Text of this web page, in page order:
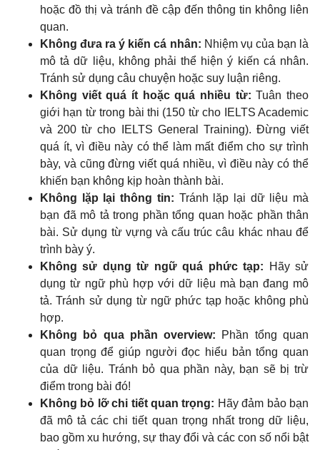
hoặc đồ thị và tránh đề cập đến thông tin không liên
quan.
Không đưa ra ý kiến cá nhân: Nhiệm vụ của bạn là
mô tả dữ liệu, không phải thể hiện ý kiến cá nhân.
Tránh sử dụng câu chuyện hoặc suy luận riêng.
Không viết quá ít hoặc quá nhiều từ:Tuân theo
giới hạn từ trong bài thi (150 từ cho IELTS Academic
và 200 từ cho IELTS General Training). Đừng viết
quá ít, vì điều này có thể làm mất điểm cho sự trình
bày, và cũng đừng viết quá nhiều, vì điều này có thể
khiến bạn không kịp hoàn thành bài.
Không lặp lại thông tin: Tránh lặp lại dữ liệu mà
bạn đã mô tả trong phần tổng quan hoặc phần thân
bài. Sử dụng từ vựng và cấu trúc câu khác nhau để
trình bày ý.
Không sử dụng từ ngữ quá phức tạp: Hãy sử
dụng từ ngữ phù hợp với dữ liệu mà bạn đang mô
tả. Tránh sử dụng từ ngữ phức tạp hoặc không phù
hợp.
Không bỏ qua phần overview: Phần tổng quan
quan trọng để giúp người đọc hiểu bản tổng quan
của dữ liệu. Tránh bỏ qua phần này, bạn sẽ bị trừ
điểm trong bài đó!
Không bỏ lỡ chi tiết quan trọng: Hãy đảm bảo bạn
đã mô tả các chi tiết quan trọng nhất trong dữ liệu,
bao gồm xu hướng, sự thay đổi và các con số nổi bật